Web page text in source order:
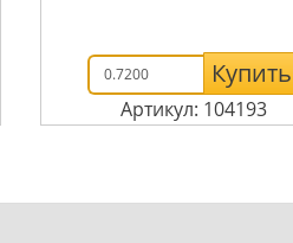
Купить
Артикул: 104193